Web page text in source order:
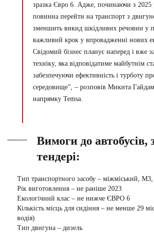
зразка Євро 6. Адже, починаючи з 2025
повинна перейти на транспорт з
зменшить викид шкідливих речовин у
важливий крок у впровадженні нових
Свідомий бізнес планує наперед і вже
техніку, яка відповідатиме майбутнім
забезпечуючи ефективність і турботу
середовище”, – розповів Микита
напрямку Temsa.
Вимоги до автобусів,
тендері:
Тип транспортного засобу – міжміський, М3,
Рік виготовлення – не раніше 2023
Екологічний клас – не нижче ЄВРО 6
Кількість місць для сидіння – не менше 29
водія)
Тип двигуна – дизель